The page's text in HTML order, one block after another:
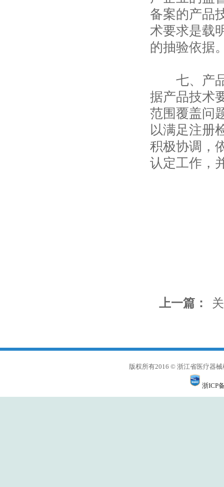
备案的产品
术要求是载
的抽验依据
七、产品
据产品技术
范围覆盖问
以满足注册
积极协调，
认定工作，
上一篇：
版权所有2016 © 浙江省医疗器
浙ICP